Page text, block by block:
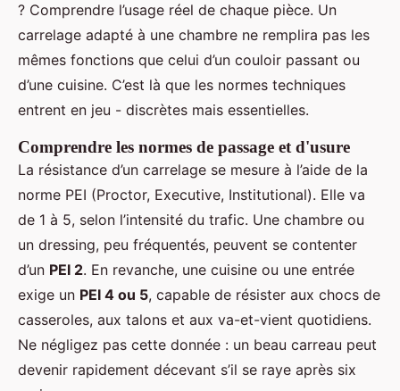
? Comprendre l’usage réel de chaque pièce. Un
carrelage adapté à une chambre ne remplira pas les
mêmes fonctions que celui d’un couloir passant ou
d’une cuisine. C’est là que les normes techniques
entrent en jeu - discrètes mais essentielles.
Comprendre les normes de passage et d'usure
La résistance d’un carrelage se mesure à l’aide de la
norme PEI (Proctor, Executive, Institutional). Elle va
de 1 à 5, selon l’intensité du trafic. Une chambre ou
un dressing, peu fréquentés, peuvent se contenter
d’un PEI 2. En revanche, une cuisine ou une entrée
exige un PEI 4 ou 5, capable de résister aux chocs de
casseroles, aux talons et aux va-et-vient quotidiens.
Ne négligez pas cette donnée : un beau carreau peut
devenir rapidement décevant s’il se raye après six